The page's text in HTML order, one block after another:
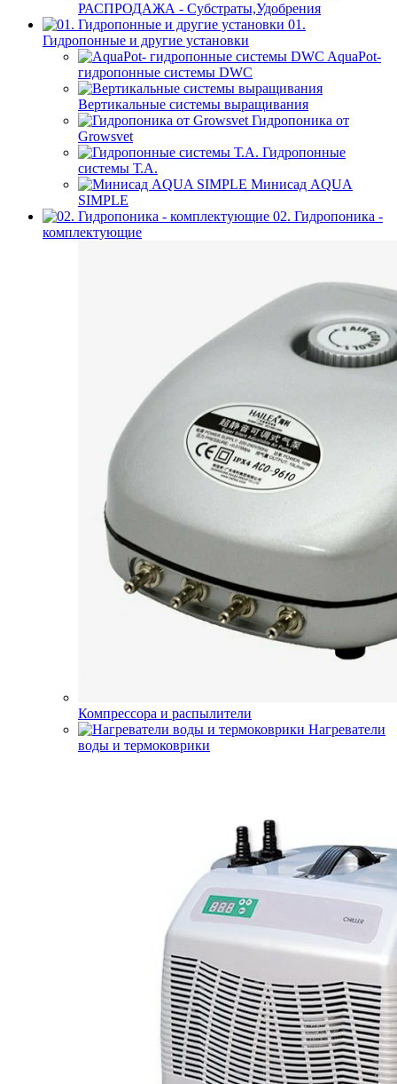
РАСПРОДАЖА - Субстраты,Удобрения
01.
Гидропонные и другие установки
AquaPot-
гидропонные системы DWC
Вертикальные системы выращивания
Гидропоника от
Growsvet
Гидропонные
системы Т.A.
Минисад AQUA
SIMPLE
02. Гидропоника -
комплектующие
Компрессора и распылители
Нагреватели
воды и термоковрики